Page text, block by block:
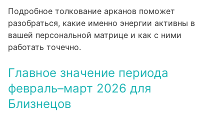
Подробное толкование арканов поможет
разобраться, какие именно энергии активны в
вашей персональной матрице и как с ними
работать точечно.
Главное значение периода
февраль–март 2026 для
Близнецов